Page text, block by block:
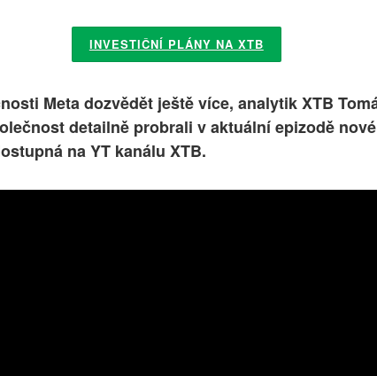
INVESTIČNÍ PLÁNY NA XTB
Meta dozvědět ještě více, analytik XTB
detailně probrali v aktuální epizodě
na YT kanálu XTB.